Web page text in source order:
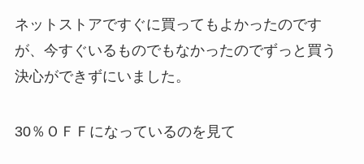
ネットストアですぐに買ってもよかったのです
が、今すぐいるものでもなかったのでずっと買う
決心ができずにいました。
30％ＯＦＦになっているのを見て